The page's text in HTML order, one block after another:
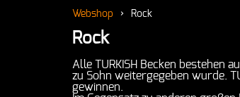
Webshop › Rock
Rock
Alle TURKISH Becken bestehen
zu Sohn weitergegeben wurde.
gewinnen.